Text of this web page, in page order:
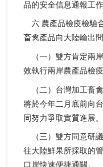
品的安全信息通報工作
六 農產品檢疫檢驗
畜禽產品向大陸輸出
（一）雙方肯定兩
效執行兩岸農產品檢
（二）台灣加工畜
將於今年二月底前向
同努力爭取實質進展。
（三）雙方同意研
往大陸鮮果所採取的
口岸快速便捷通關。